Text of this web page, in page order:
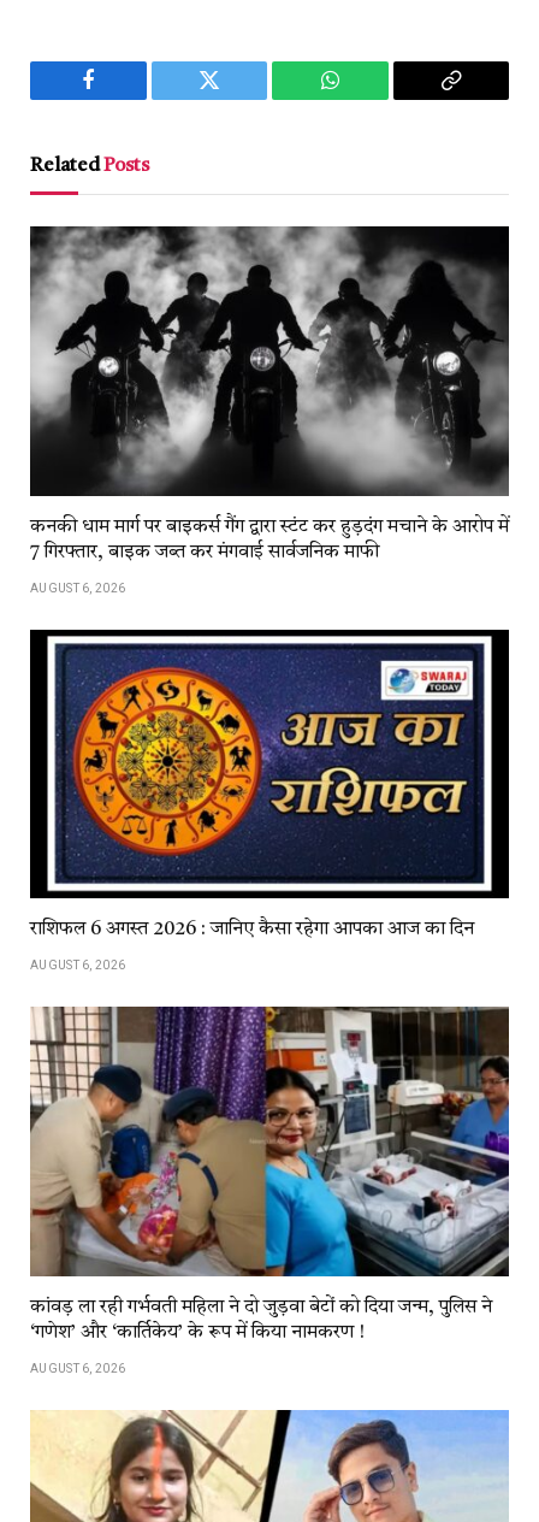
Facebook Twitter WhatsApp
Copy
RelatedPosts
कनकी धाम मार्ग पर बाइकर्स गैंग द्वारा स्टंट कर हुड़दंग मचाने के आरोप में
7 गिरफ्तार, बाइक जब्त कर मंगवाई सार्वजनिक माफी
AUGUST 6, 2026
राशिफल 6 अगस्त 2026 : जानिए कैसा रहेगा आपका आज का दिन
AUGUST 6, 2026
कांवड़​​ ला​​ रही​​ गर्भवती महिला ने दो जुड़वा बेटों को दिया जन्म, पुलिस ने
‘गणेश’ और ‘कार्तिकेय’ के रूप में किया नामकरण !
AUGUST 6, 2026